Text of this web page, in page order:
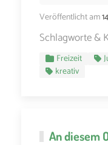
Veröffentlicht am
Schlagworte &
Freizeit
kreativ
An diesem